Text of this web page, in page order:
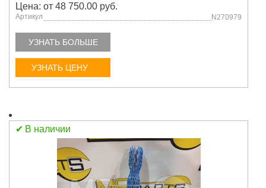
Цена: от 48 750.00 руб.
Артикул N270979
УЗНАТЬ БОЛЬШЕ
УЗНАТЬ ЦЕНУ
В наличии